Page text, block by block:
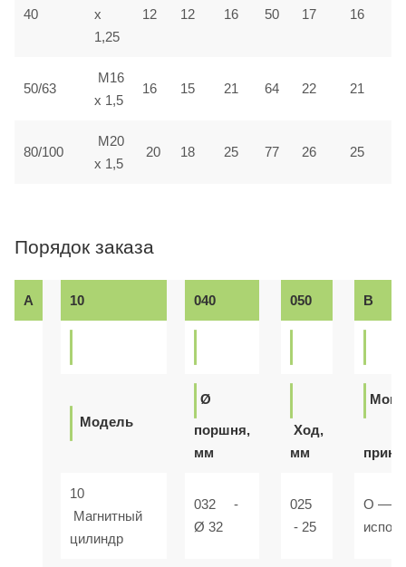
40
x
1,25
12 12 16 50 17 16
50/63
M16
x 1,5
16 15 21 64 22 21
80/100
M20
x 1,5
20 18 25 77 26 25
Порядок заказа
A 10 040 050 B
Модель
Ø
поршня,
мм
Ход,
мм
10
Магнитный
цилиндр
032 -
Ø 32
025
- 25
O —